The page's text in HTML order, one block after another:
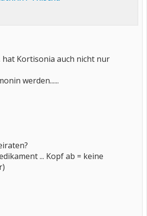
hat Kortisonia auch nicht nur
werden......
... Kopf ab = keine